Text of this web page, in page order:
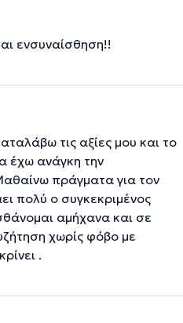
ενσυναίσθηση!!
τις αξίες μου και το
έχω ανάγκη την
πράγματα για τον
πολύ ο συγκεκριμένος
αμήχανα και σε
χωρίς φόβο με
.